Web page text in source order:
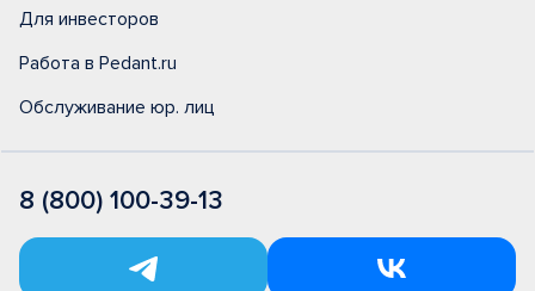
Для инвесторов
Работа в Pedant.ru
Обслуживание юр. лиц
8 (800) 100-39-13